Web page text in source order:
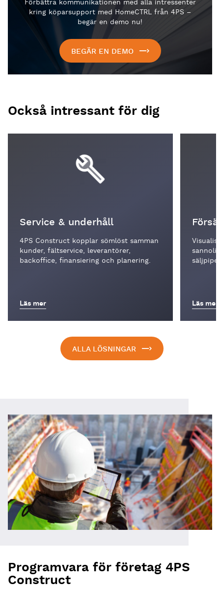
Förbättra kommunikationen med alla intressenter
kring köparsupport med HomeCTRL från 4PS –
begär en demo nu!
BEGÄR EN DEMO
Också intressant för dig
Service & underhåll
4PS Construct kopplar sömlöst samman
kunder, fältservice, leverantörer,
backoffice, finansiering och planering.
Läs mer Läs mer
ALLA LÖSNINGAR
Programvara för företag 4PS
Construct